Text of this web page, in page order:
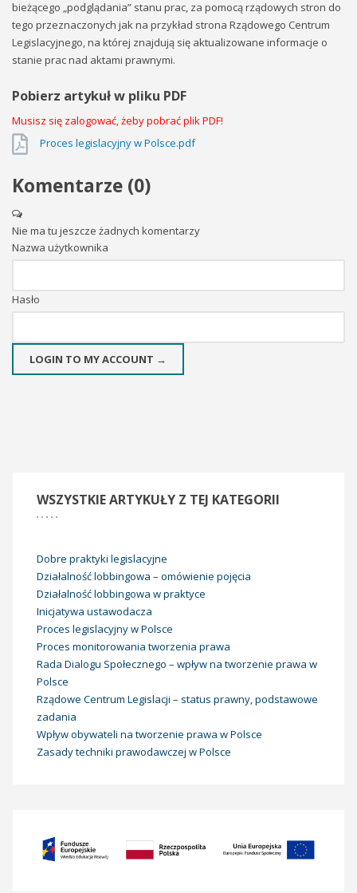
bieżącego „podglądania” stanu prac, za pomocą rządowych stron do
tego przeznaczonych jak na przykład strona Rządowego Centrum
Legislacyjnego, na której znajdują się aktualizowane informacje o
stanie prac nad aktami prawnymi.
Pobierz artykuł w pliku PDF
Musisz się zalogować, żeby pobrać plik PDF!
Proces legislacyjny w Polsce.pdf
Komentarze (0)
Nie ma tu jeszcze żadnych komentarzy
Nazwa użytkownika
Hasło
LOGIN TO MY ACCOUNT →
WSZYSTKIEARTYKUŁY Z TEJ KATEGORII
Dobre praktyki legislacyjne
Działalność lobbingowa – omówienie pojęcia
Działalność lobbingowa w praktyce
Inicjatywa ustawodacza
Proces legislacyjny w Polsce
Proces monitorowania tworzenia prawa
Rada Dialogu Społecznego – wpływ na tworzenie prawa w
Polsce
Rządowe Centrum Legislacji – status prawny, podstawowe
zadania
Wpływ obywateli na tworzenie prawa w Polsce
Zasady techniki prawodawczej w Polsce